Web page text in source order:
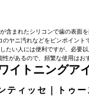
含まれたシリコンで歯の表面
のヤニ汚れなどをピンポイント
たい人には便利ですが、必要
性があるので、頻繁な使用はお
イトニングア
ティッセ｜トゥ